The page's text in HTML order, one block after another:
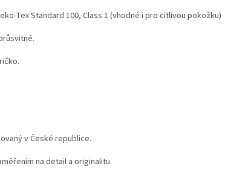
Tex Standard 100, Class 1 (vhodné i pro citlivou pokožku)
v České republice.
na detail a originalitu.